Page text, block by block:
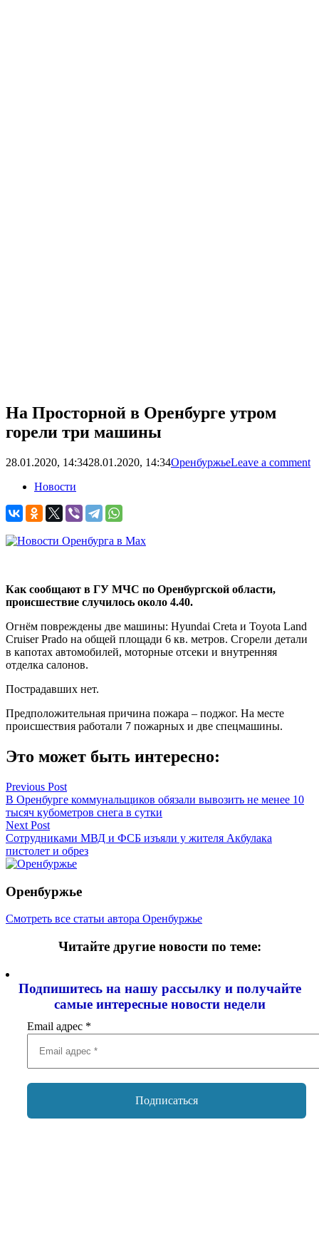
На Просторной в Оренбурге утром
горели три машины
28.01.2020, 14:3428.01.2020, 14:34ОренбуржьеLeave a comment
Новости
Как сообщают в ГУ МЧС по Оренбургской области,
происшествие случилось около 4.40.
Огнём повреждены две машины: Hyundai Creta и Toyota Land
Cruiser Prado на общей площади 6 кв. метров. Сгорели детали
в капотах автомобилей, моторные отсеки и внутренняя
отделка салонов.
Пострадавших нет.
Предположительная причина пожара – поджог. На месте
происшествия работали 7 пожарных и две спецмашины.
Это может быть интересно:
Навигация
по
записям
Previous Post
В Оренбурге коммунальщиков обязали вывозить не менее 10
тысяч кубометров снега в сутки
Next Post
Сотрудниками МВД и ФСБ изъяли у жителя Акбулака
пистолет и обрез
Оренбуржье
Смотреть все статьи автора Оренбуржье
Читайте другие новости по теме:
Подпишитесь на нашу рассылку и получайте
самые интересные новости недели
Email адрес *